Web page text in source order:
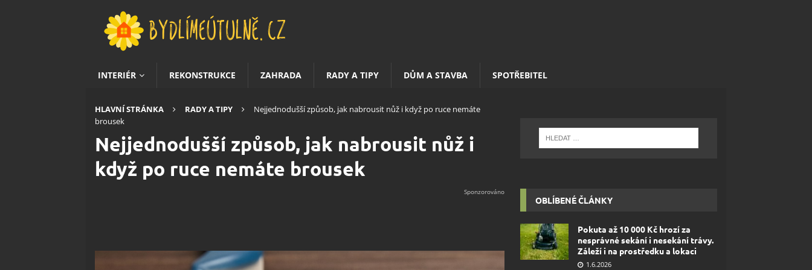
INTERIÉR REKONSTRUKCE ZAHRADA RADY A TIPY DŮM A STAVBA SPOTŘEBITEL
HLAVNÍ STRÁNKA RADY A TIPY
Nejjednodušší způsob, jak nabrousit nůž i když po ruce nemáte
brousek
Nejjednodušší způsob, jak nabrousit nůž i
když po ruce nemáte brousek
OBLÍBENÉ ČLÁNKY
Pokuta až 10 000 Kč hrozí za
nesprávné sekání i nesekání trávy.
Záleží i na prostředku a lokaci
1.6.2026